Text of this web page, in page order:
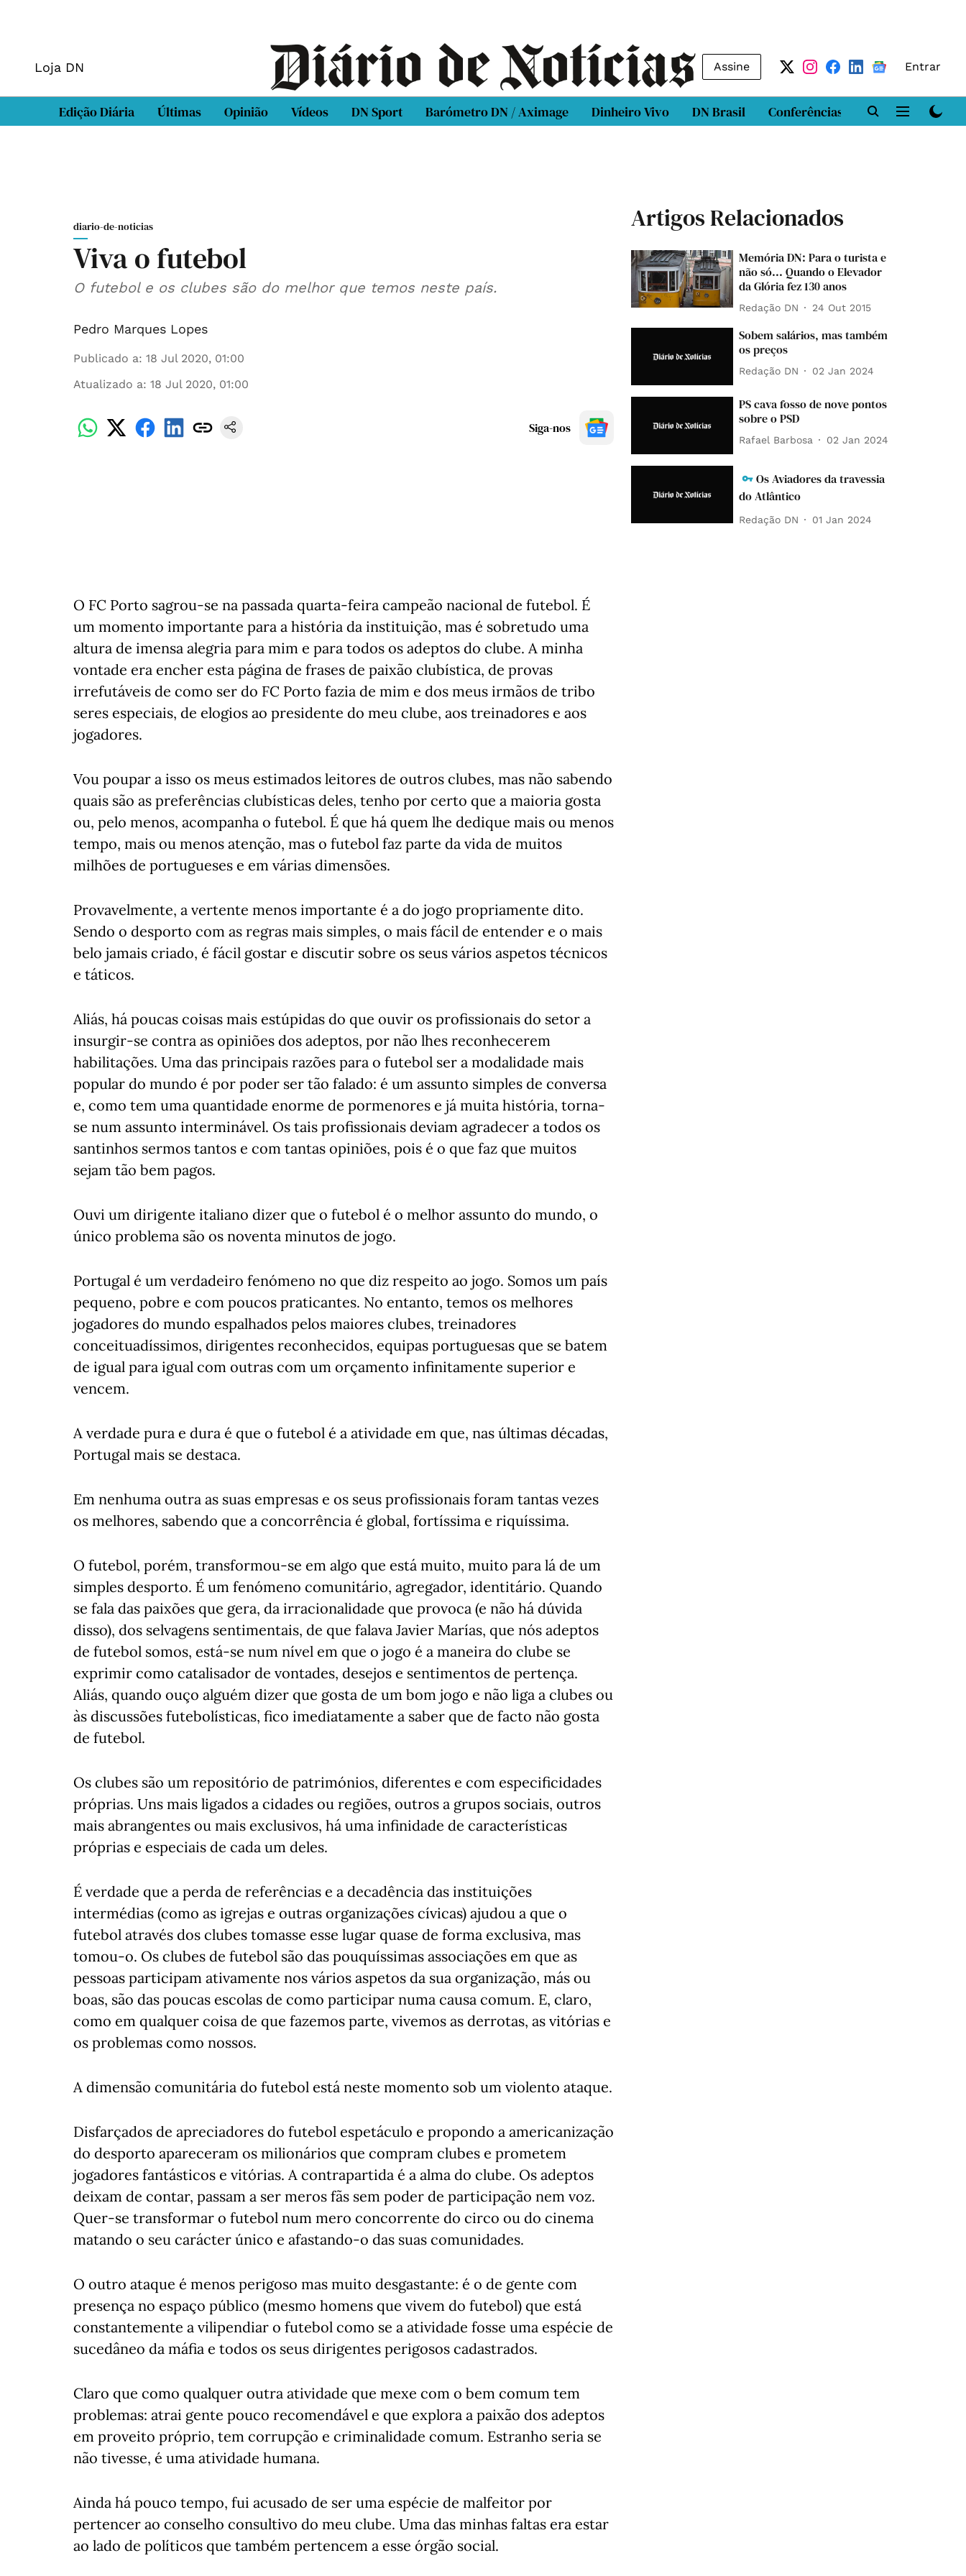
Loja DN Assine Entrar
Edição Diária Últimas Opinião Vídeos DN Sport Barómetro DN / Aximage Dinheiro Vivo DN Brasil Conferências DN LAB
diario-de-noticias
Viva o futebol
O futebol e os clubes são do melhor que temos neste país.
Pedro Marques Lopes
Publicado a: 18 Jul 2020, 01:00
Atualizado a: 18 Jul 2020, 01:00
Siga-nos
O FC Porto sagrou-se na passada quarta-feira campeão nacional de futebol. É
um momento importante para a história da instituição, mas é sobretudo uma
altura de imensa alegria para mim e para todos os adeptos do clube. A minha
vontade era encher esta página de frases de paixão clubística, de provas
irrefutáveis de como ser do FC Porto fazia de mim e dos meus irmãos de tribo
seres especiais, de elogios ao presidente do meu clube, aos treinadores e aos
jogadores.
Vou poupar a isso os meus estimados leitores de outros clubes, mas não sabendo
quais são as preferências clubísticas deles, tenho por certo que a maioria gosta
ou, pelo menos, acompanha o futebol. É que há quem lhe dedique mais ou menos
tempo, mais ou menos atenção, mas o futebol faz parte da vida de muitos
milhões de portugueses e em várias dimensões.
Provavelmente, a vertente menos importante é a do jogo propriamente dito.
Sendo o desporto com as regras mais simples, o mais fácil de entender e o mais
belo jamais criado, é fácil gostar e discutir sobre os seus vários aspetos técnicos
e táticos.
Aliás, há poucas coisas mais estúpidas do que ouvir os profissionais do setor a
insurgir-se contra as opiniões dos adeptos, por não lhes reconhecerem
habilitações. Uma das principais razões para o futebol ser a modalidade mais
popular do mundo é por poder ser tão falado: é um assunto simples de conversa
e, como tem uma quantidade enorme de pormenores e já muita história, torna-
se num assunto interminável. Os tais profissionais deviam agradecer a todos os
santinhos sermos tantos e com tantas opiniões, pois é o que faz que muitos
sejam tão bem pagos.
Ouvi um dirigente italiano dizer que o futebol é o melhor assunto do mundo, o
único problema são os noventa minutos de jogo.
Portugal é um verdadeiro fenómeno no que diz respeito ao jogo. Somos um país
pequeno, pobre e com poucos praticantes. No entanto, temos os melhores
jogadores do mundo espalhados pelos maiores clubes, treinadores
conceituadíssimos, dirigentes reconhecidos, equipas portuguesas que se batem
de igual para igual com outras com um orçamento infinitamente superior e
vencem.
A verdade pura e dura é que o futebol é a atividade em que, nas últimas décadas,
Portugal mais se destaca.
Em nenhuma outra as suas empresas e os seus profissionais foram tantas vezes
os melhores, sabendo que a concorrência é global, fortíssima e riquíssima.
O futebol, porém, transformou-se em algo que está muito, muito para lá de um
simples desporto. É um fenómeno comunitário, agregador, identitário. Quando
se fala das paixões que gera, da irracionalidade que provoca (e não há dúvida
disso), dos selvagens sentimentais, de que falava Javier Marías, que nós adeptos
de futebol somos, está-se num nível em que o jogo é a maneira do clube se
exprimir como catalisador de vontades, desejos e sentimentos de pertença.
Aliás, quando ouço alguém dizer que gosta de um bom jogo e não liga a clubes ou
às discussões futebolísticas, fico imediatamente a saber que de facto não gosta
de futebol.
Os clubes são um repositório de patrimónios, diferentes e com especificidades
próprias. Uns mais ligados a cidades ou regiões, outros a grupos sociais, outros
mais abrangentes ou mais exclusivos, há uma infinidade de características
próprias e especiais de cada um deles.
É verdade que a perda de referências e a decadência das instituições
intermédias (como as igrejas e outras organizações cívicas) ajudou a que o
futebol através dos clubes tomasse esse lugar quase de forma exclusiva, mas
tomou-o. Os clubes de futebol são das pouquíssimas associações em que as
pessoas participam ativamente nos vários aspetos da sua organização, más ou
boas, são das poucas escolas de como participar numa causa comum. E, claro,
como em qualquer coisa de que fazemos parte, vivemos as derrotas, as vitórias e
os problemas como nossos.
A dimensão comunitária do futebol está neste momento sob um violento ataque.
Disfarçados de apreciadores do futebol espetáculo e propondo a americanização
do desporto apareceram os milionários que compram clubes e prometem
jogadores fantásticos e vitórias. A contrapartida é a alma do clube. Os adeptos
deixam de contar, passam a ser meros fãs sem poder de participação nem voz.
Quer-se transformar o futebol num mero concorrente do circo ou do cinema
matando o seu carácter único e afastando-o das suas comunidades.
O outro ataque é menos perigoso mas muito desgastante: é o de gente com
presença no espaço público (mesmo homens que vivem do futebol) que está
constantemente a vilipendiar o futebol como se a atividade fosse uma espécie de
sucedâneo da máfia e todos os seus dirigentes perigosos cadastrados.
Claro que como qualquer outra atividade que mexe com o bem comum tem
problemas: atrai gente pouco recomendável e que explora a paixão dos adeptos
em proveito próprio, tem corrupção e criminalidade comum. Estranho seria se
não tivesse, é uma atividade humana.
Ainda há pouco tempo, fui acusado de ser uma espécie de malfeitor por
pertencer ao conselho consultivo do meu clube. Uma das minhas faltas era estar
ao lado de políticos que também pertencem a esse órgão social.
Artigos Relacionados
Memória DN: Para o turista e
não só... Quando o Elevador
da Glória fez 130 anos
Redação DN 24 Out 2015
Sobem salários, mas também
os preços
Redação DN 02 Jan 2024
PS cava fosso de nove pontos
sobre o PSD
Rafael Barbosa 02 Jan 2024
Os Aviadores da travessia
do Atlântico
Redação DN 01 Jan 2024